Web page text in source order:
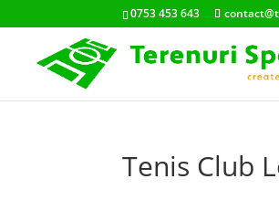
0753 453 643
Tenis Club